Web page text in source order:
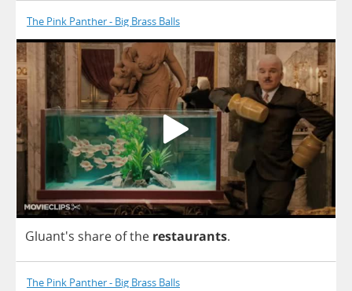
The Pink Panther - Big Brass Balls
Gluant's share ofthe restaurants.
The Pink Panther - Big Brass Balls